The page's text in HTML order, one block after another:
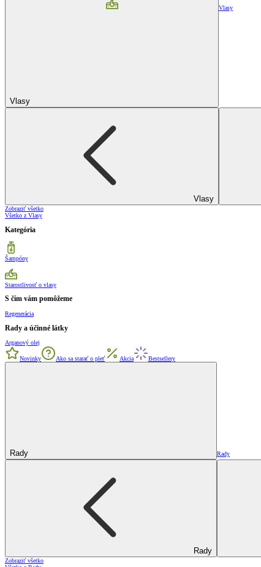
Vlasy
Vlasy
Vlasy
Zobraziť všetko
Všetko z Vlasy
Kategória
Šampóny
Starostlivosť o vlasy
S čím vám pomôžeme
Regenerácia
Rady a účinné látky
Arganový olej
Novinky Ako sa starať o pleť Akcia Bestsellery
Rady Rady
Rady
Zobraziť všetko